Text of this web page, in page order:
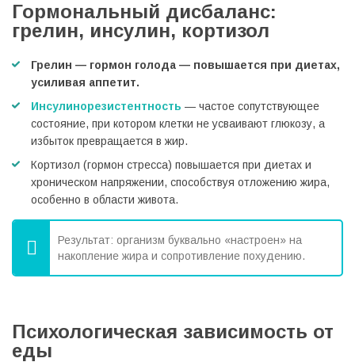
Гормональный дисбаланс:
грелин, инсулин, кортизол
Грелин — гормон голода — повышается при диетах,
усиливая аппетит.
Инсулинорезистентность — частое сопутствующее
состояние, при котором клетки не усваивают глюкозу, а
избыток превращается в жир.
Кортизол (гормон стресса) повышается при диетах и
хроническом напряжении, способствуя отложению жира,
особенно в области живота.
Результат: организм буквально «настроен» на
накопление жира и сопротивление похудению.
Психологическая зависимость от
еды